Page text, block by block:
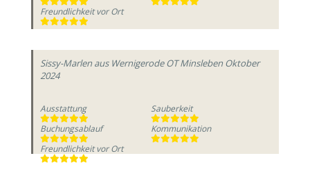
Freundlichkeit vor Ort
Sissy-Marlen aus Wernigerode OT Minsleben Oktober
2024
Ausstattung
Sauberkeit
Buchungsablauf
Kommunikation
Freundlichkeit vor Ort